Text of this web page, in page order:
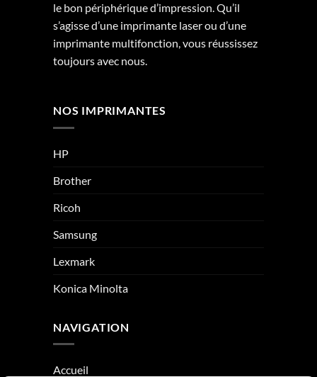
le bon périphérique d’impression. Qu’il
s’agisse d’une imprimante laser ou d’une
imprimante multifonction, vous réussissez
toujours avec nous.
NOS IMPRIMANTES
HP
Brother
Ricoh
Samsung
Lexmark
Konica Minolta
NAVIGATION
Accueil